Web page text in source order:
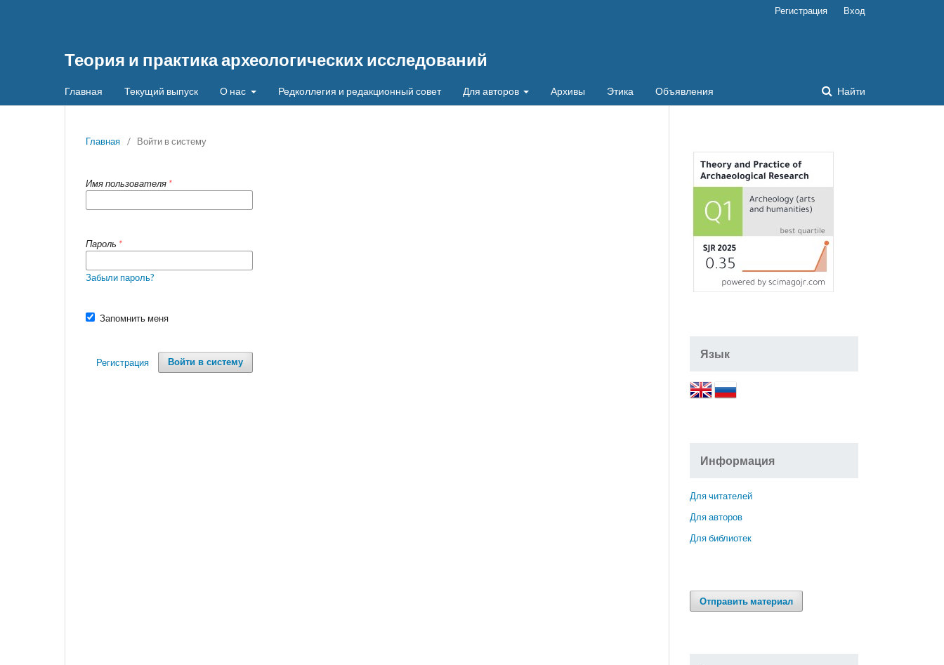
Теория и практика археологических исследований
Главная Текущий выпуск О нас Редколлегия и редакционный совет Для авторов Архивы Этика Объявления Найти
Регистрация Вход
Главная / Войти в систему
Имя пользователя *
Пароль *
Забыли пароль?
Запомнить меня
Войти в систему
Регистрация
Язык
Информация
Для читателей
Для авторов
Для библиотек
Отправить материал